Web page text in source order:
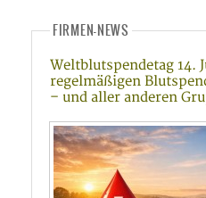
FIRMEN-NEWS
Weltblutspendetag 14.
regelmäßigen
– und aller anderen